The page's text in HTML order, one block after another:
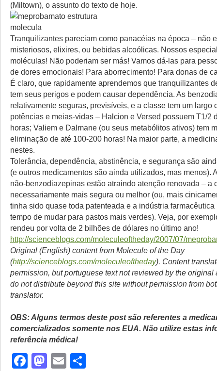
(Miltown), o assunto do texto de hoje.
Tranquilizantes pareciam como panacéias na época – não
misteriosos, elixires, ou bebidas alcoólicas. Nossos
moléculas! Não poderiam ser más! Vamos dá-las para
de dores emocionais! Para aborrecimento! Para donas de
É claro, que rapidamente aprendemos que tranquilizantes
tem seus perigos e podem causar dependência. As
relativamente seguras, previsíveis, e a classe tem um largo
potências e meias-vidas – Halcion e Versed possuem T1/2
horas; Valiem e Dalmane (ou seus metabólitos ativos) tem
eliminação de até 100-200 horas! Na maior parte, a
nestes.
Tolerância, dependência, abstinência, e segurança são
(e outros medicamentos são ainda utilizados, mas menos).
não-benzodiazepinas estão atraindo atenção renovada – a
necessariamente mais segura ou melhor (ou, mais
tinha sido quase toda patenteada e a indústria
tempo de mudar para pastos mais verdes). Veja, por
rendeu por volta de 2 bilhões de dólares no último ano!
http://scienceblogs.com/moleculeoftheday/2007/07/
Original (English) content from Molecule of the Day
(http://scienceblogs.com/moleculeoftheday). Content
permission, but portuguese text not reviewed by the original
do not distribute beyond this site without permission from
translator.
OBS: Alguns termos deste post são referentes a
comercializados somente nos EUA. Não utilize estas
referência médica!
Facebook
Mastodon
Email